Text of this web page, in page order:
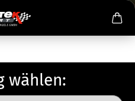
wählen: